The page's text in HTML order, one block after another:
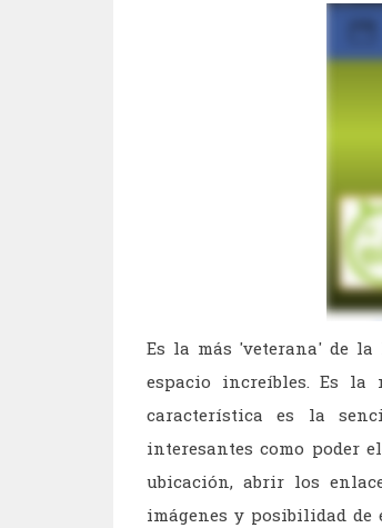
Es la más 'veterana' de
espacio increíbles. Es
característica es la
interesantes como poder
ubicación, abrir los
imágenes y posibilidad